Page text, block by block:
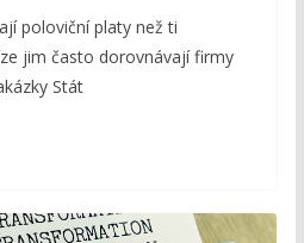
poloviční platy než ti
jim často dorovnávají firmy
Stát